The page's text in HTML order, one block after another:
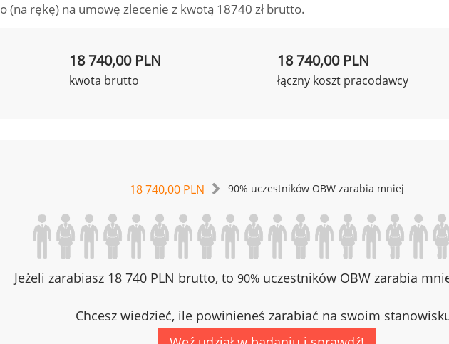
(na rękę) na umowę zlecenie z kwotą 18740 zł brutto.
18 740,00 PLN
kwota brutto
18 740,00 PLN
łączny koszt pracodawcy
18 740,00 PLN 90% uczestników OBW zarabia mniej
Jeżeli zarabiasz 18 740 PLN brutto, to 90% uczestników OBW zarabia
Chcesz wiedzieć, ile powinieneś zarabiać na swoim